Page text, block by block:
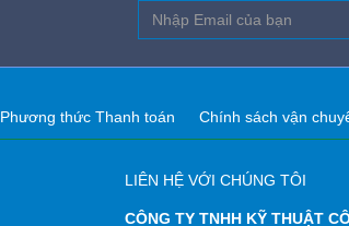
Phương thức Thanh toán Chính sách vận
LIÊN HỆ VỚI CHÚNG TÔI
CÔNG TY TNHH KỸ THUẬT